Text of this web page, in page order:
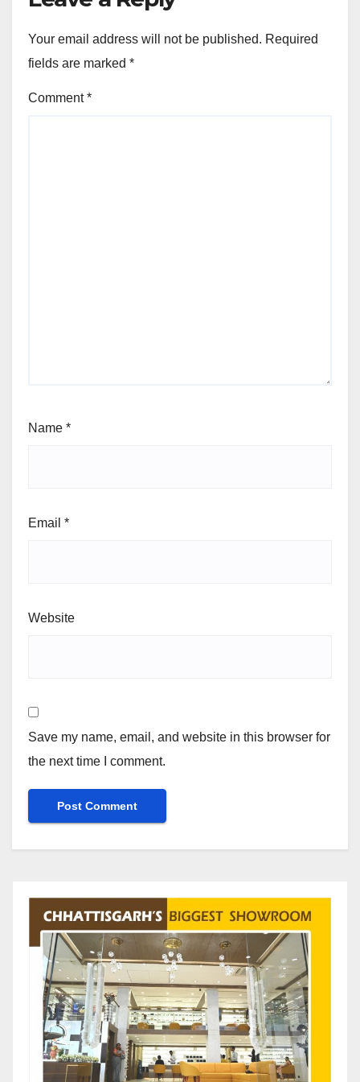
Your email address will not be published. Required
fields are marked *
Comment*
Name *
Email *
Website
Save my name, email, and website in this browser for
the next time I comment.